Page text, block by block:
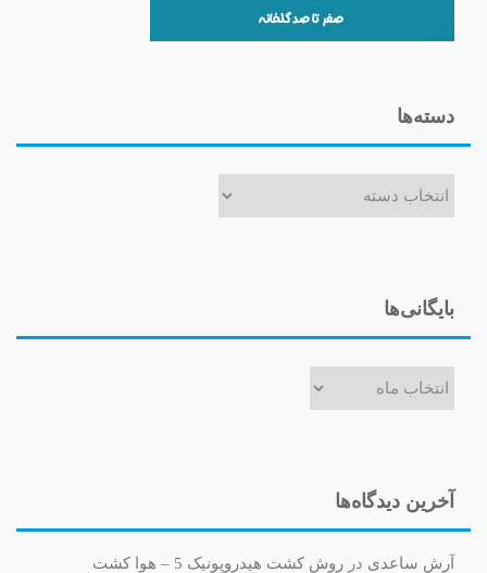
دسته‌ها
بایگانی‌ها
آخرین دیدگاه‌ها
آرش ساعدی در
روش کشت هیدروپونیک 5 – هوا کشت